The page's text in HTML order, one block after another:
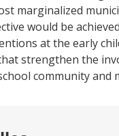
marginalized
would be
at the early
strengthen the
community and